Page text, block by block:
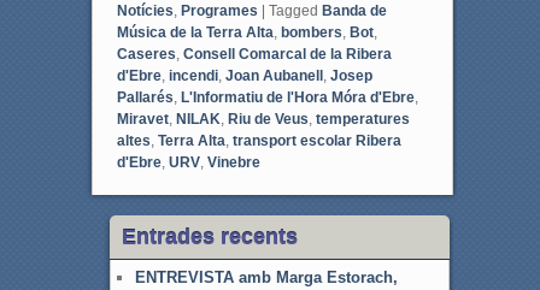
Notícies, Programes Tagged Banda de
Música de la Terra Alta, bombers, Bot,
Caseres, Consell Comarcal de la Ribera
d'Ebre, incendi, Joan Aubanell , Josep
Pallarés, L'Informatiu de l'Hora Móra d'Ebre,
Miravet, NILAK, Riu de Veus, temperatures
altes, Terra Alta, transport escolar Ribera
d'Ebre, URV, Vinebre
Entrades recents
ENTREVISTA amb Marga Estorach,